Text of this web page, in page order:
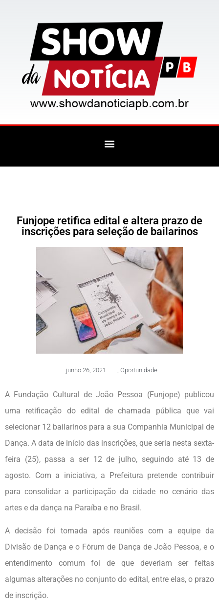
Funjope retifica edital e altera prazo de
inscrições para seleção de bailarinos
junho 26, 2021 Oportunidade
A Fundação Cultural de João Pessoa (Funjope) publicou
uma retificação do edital de chamada pública que vai
selecionar 12 bailarinos para a sua Companhia Municipal de
Dança. A data de início das inscrições, que seria nesta sexta-
feira (25), passa a ser 12 de julho, seguindo até 13 de
agosto. Com a iniciativa, a Prefeitura pretende contribuir
para consolidar a participação da cidade no cenário das
artes e da dança na Paraíba e no Brasil.
A decisão foi tomada após reuniões com a equipe da
Divisão de Dança e o Fórum de Dança de João Pessoa, e o
entendimento comum foi de que deveriam ser feitas
algumas alterações no conjunto do edital, entre elas, o prazo
de inscrição.